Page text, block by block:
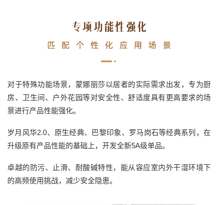
对于特殊功能场景，蒙娜丽莎以居者的实际需求出发，专为厨
房、卫生间、户外花园等对安全性、舒适度具有更高要求的场
景进行产品性能强化。
岁月风华2.0、原生经典、巴黎印象、罗马岗石等经典系列，在
升级原有产品性能的基础上，开发全新5A级单品。
卓越的防污、止滑、耐酸碱特性，能从容应室内外干湿环境下
的高频使用挑战，减少安全隐患。